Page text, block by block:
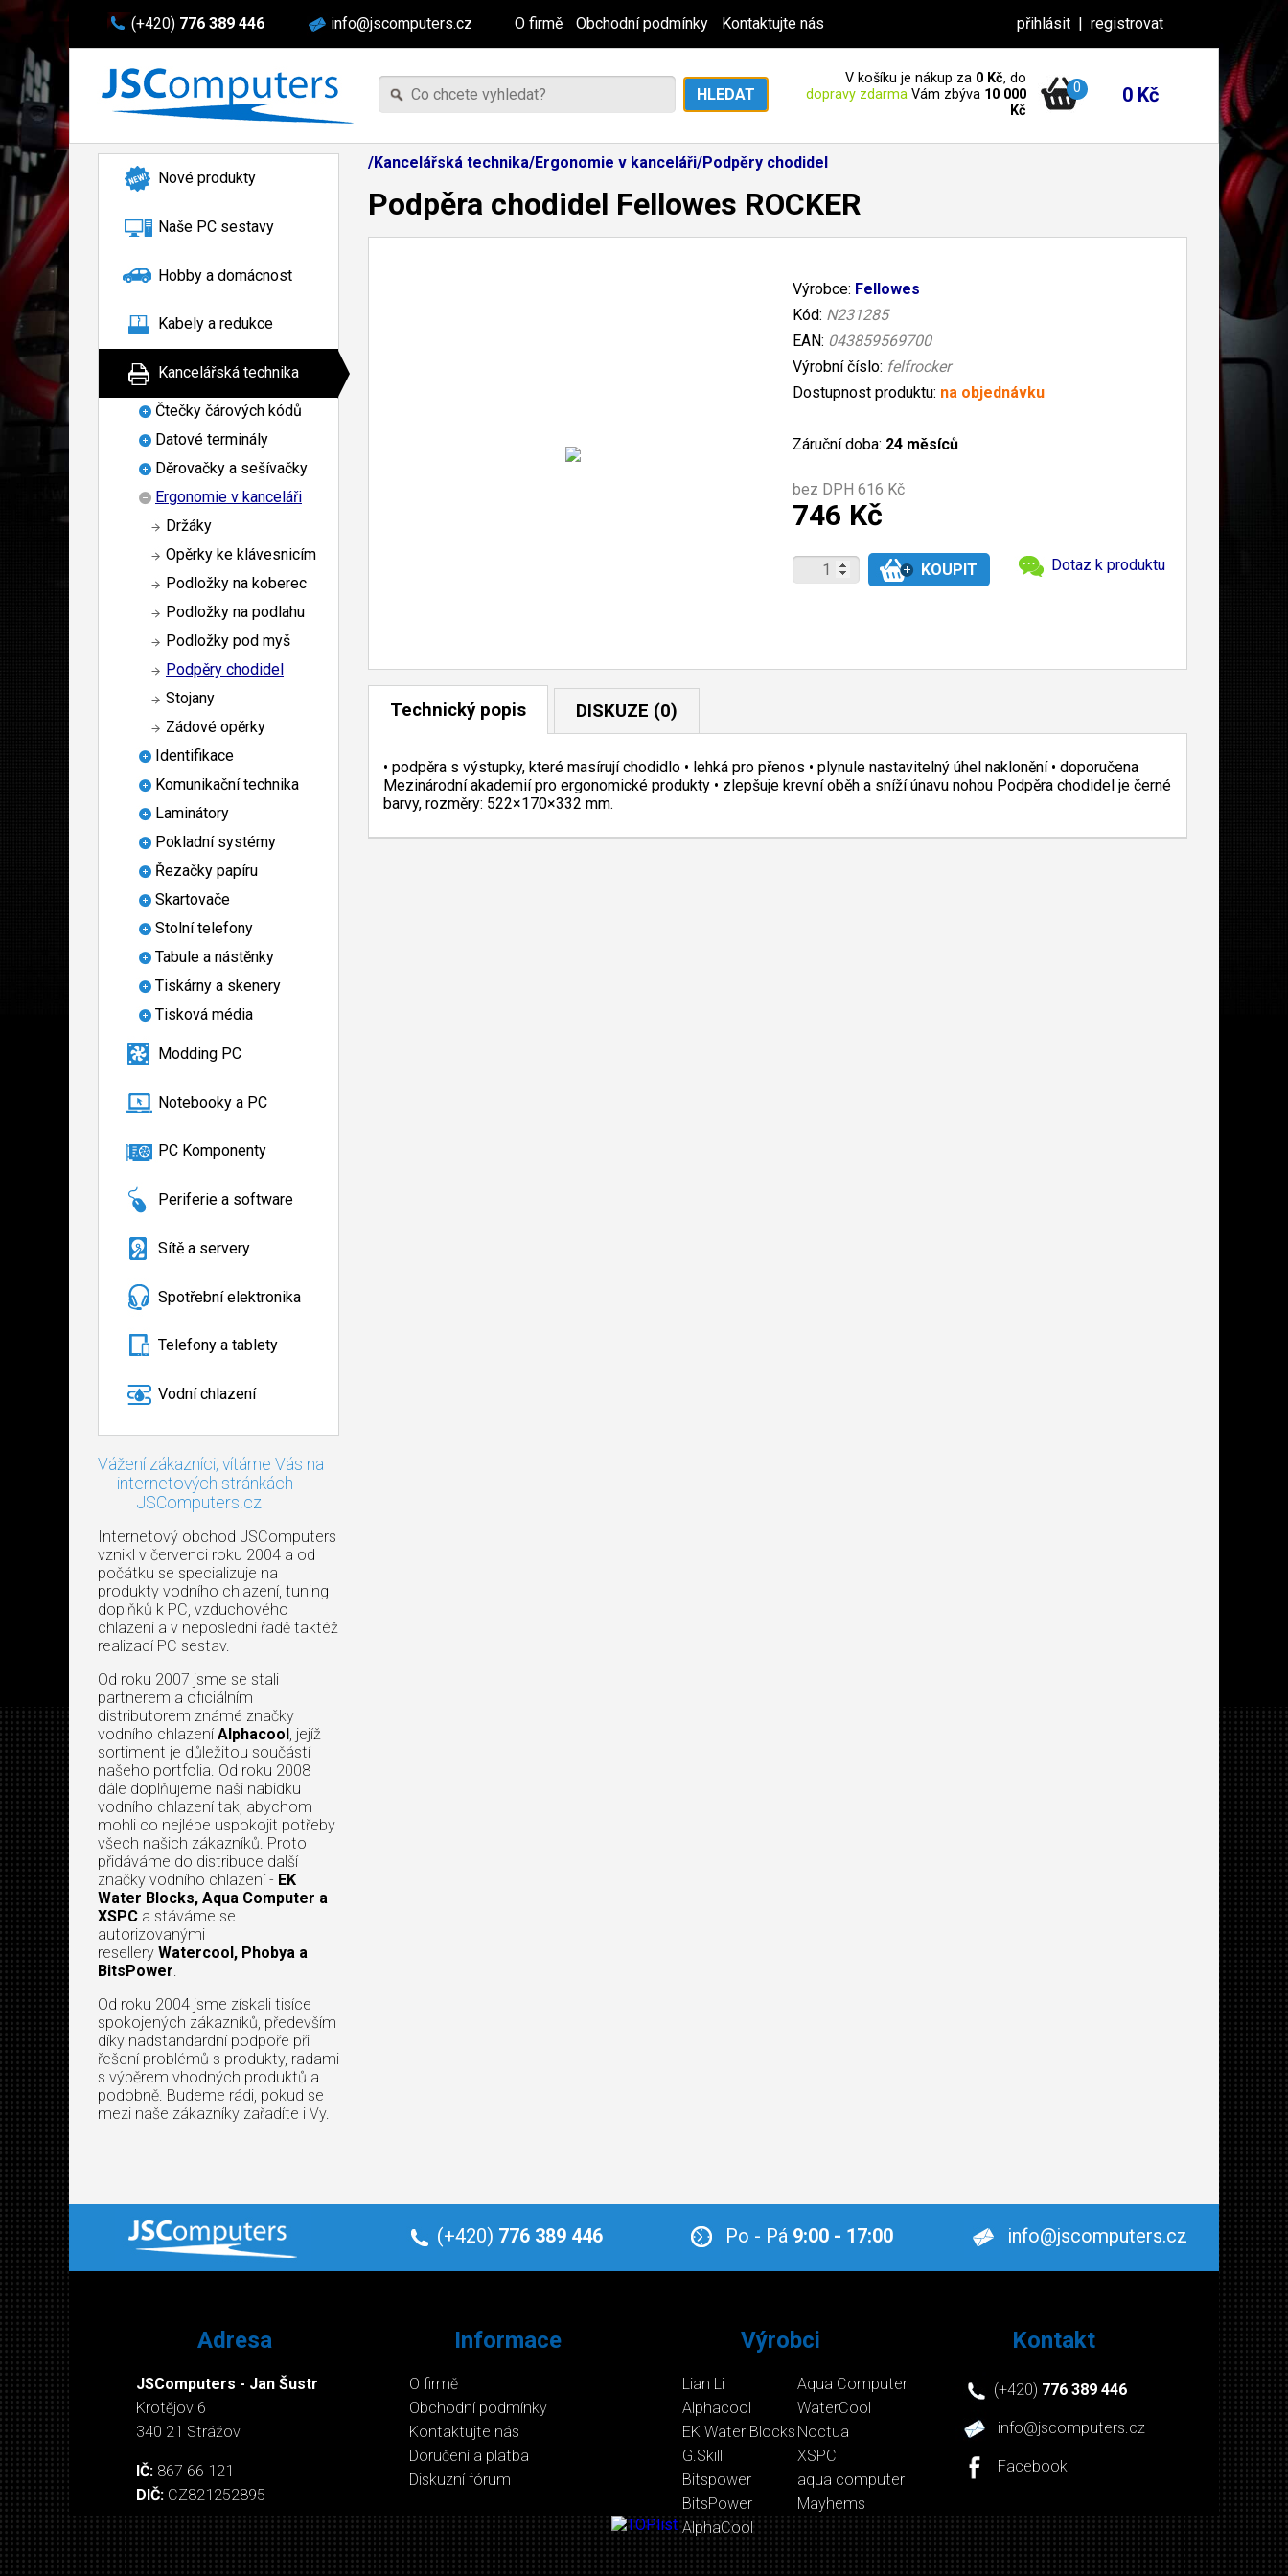
(+420) 776 389 446 info@jscomputers.cz O firmě Obchodní podmínky Kontaktujte nás přihlásit | registrovat
V košíku je nákup za 0 Kč, do
dopravy zdarma Vám zbýva 10 000
Kč
0 0 Kč
Nové produkty
Naše PC sestavy
Hobby a domácnost
Kabely a redukce
Kancelářská technika
Čtečky čárových kódů
Datové terminály
Děrovačky a sešívačky
Ergonomie v kanceláři
Držáky
Opěrky ke klávesnicím
Podložky na koberec
Podložky na podlahu
Podložky pod myš
Podpěry chodidel
Stojany
Zádové opěrky
Identifikace
Komunikační technika
Laminátory
Pokladní systémy
Řezačky papíru
Skartovače
Stolní telefony
Tabule a nástěnky
Tiskárny a skenery
Tisková média
Modding PC
Notebooky a PC
PC Komponenty
Periferie a software
Sítě a servery
Spotřební elektronika
Telefony a tablety
Vodní chlazení
Vážení zákazníci, vítáme Vás na
internetových stránkách
JSComputers.cz
Internetový obchod JSComputers
vznikl v červenci roku 2004 a od
počátku se specializuje na
produkty vodního chlazení, tuning
doplňků k PC, vzduchového
chlazení a v neposlední řadě taktéž
realizací PC sestav.
Od roku 2007 jsme se stali
partnerem a oficiálním
distributorem známé značky
vodního chlazení Alphacool, jejíž
sortiment je důležitou součástí
našeho portfolia. Od roku 2008
dále doplňujeme naší nabídku
vodního chlazení tak, abychom
mohli co nejlépe uspokojit potřeby
všech našich zákazníků. Proto
přidáváme do distribuce další
značky vodního chlazení - EK
Water Blocks, Aqua Computer a
XSPC a stáváme se
autorizovanými
resellery Watercool, Phobya a
BitsPower.
Od roku 2004 jsme získali tisíce
spokojených zákazníků, především
díky nadstandardní podpoře při
řešení problémů s produkty, radami
s výběrem vhodných produktů a
podobně. Budeme rádi, pokud se
mezi naše zákazníky zařadíte i Vy.
/Kancelářská technika/Ergonomie v kanceláři/Podpěry chodidel
Podpěra chodidel Fellowes ROCKER
Výrobce: Fellowes
Kód: N231285
EAN: 043859569700
Výrobní číslo: felfrocker
Dostupnost produktu: na objednávku
Záruční doba: 24 měsíců
bez DPH 616 Kč
746 Kč
Dotaz k produktu
Technický popis DISKUZE (0)
• podpěra s výstupky, které masírují chodidlo • lehká pro přenos • plynule nastavitelný úhel naklonění • doporučena
Mezinárodní akademií pro ergonomické produkty • zlepšuje krevní oběh a sníží únavu nohou Podpěra chodidel je černé
barvy, rozměry: 522×170×332 mm.
(+420) 776 389 446 Po - Pá 9:00 - 17:00 info@jscomputers.cz
Adresa
JSComputers - Jan Šustr
Krotějov 6
340 21 Strážov
IČ: 867 66 121
DIČ: CZ821252895
Informace
O firmě
Obchodní podmínky
Kontaktujte nás
Doručení a platba
Diskuzní fórum
Výrobci
Lian Li
Aqua Computer
Alphacool
WaterCool
EK Water Blocks Noctua
G.Skill
XSPC
Bitspower
aqua computer
BitsPower
Mayhems
AlphaCool
Kontakt
(+420) 776 389 446
info@jscomputers.cz
Facebook